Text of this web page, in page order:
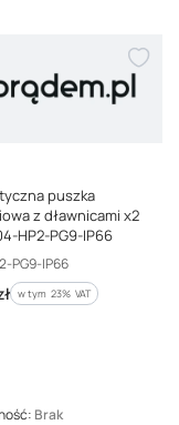
puszka
z dławnicami x2
HP2-PG9-IP66
PG9-IP66
w tym %s VAT
w tym 23% VAT
Brak